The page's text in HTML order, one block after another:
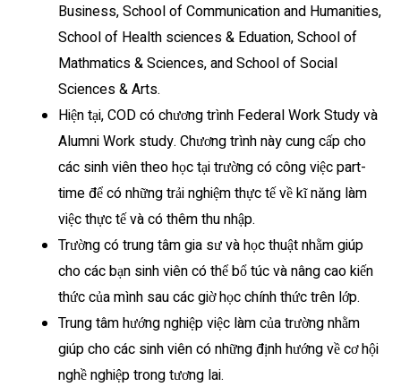
Business, School of Communication and Humanities,
School of Health sciences & Eduation, School of
Mathmatics & Sciences, and School of Social
Sciences & Arts.
Hiện tại, COD có chương trình Federal Work Study và
Alumni Work study. Chương trình này cung cấp cho
các sinh viên theo học tại trường có công việc part-
time để có những trải nghiệm thực tế về kĩ năng làm
việc thực tế và có thêm thu nhập.
Trường có trung tâm gia sư và học thuật nhằm giúp
cho các bạn sinh viên có thể bổ túc và nâng cao kiến
thức của mình sau các giờ học chính thức trên lớp.
Trung tâm hướng nghiệp việc làm của trường nhằm
giúp cho các sinh viên có những định hướng về cơ hội
nghề nghiệp trong tương lai.